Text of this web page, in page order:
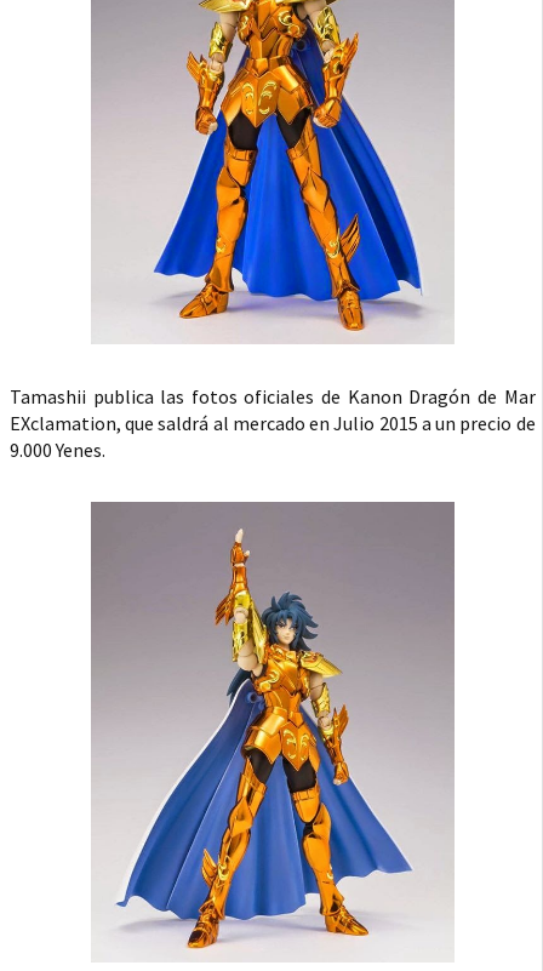
Tamashii publica las fotos oficiales de Kanon Dragón de Mar
EXclamation, que saldrá al mercado en Julio 2015 a un precio de
9.000 Yenes.